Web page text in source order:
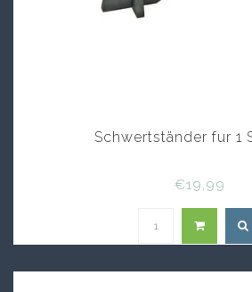
Schwertständer fur 1
€19,99